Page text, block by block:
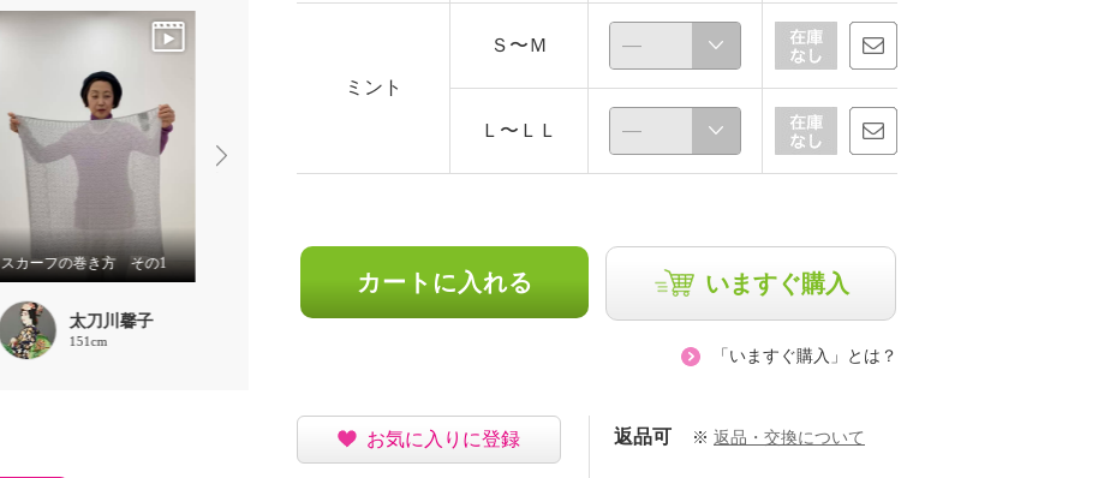
スカーフの巻き方 その1
太刀川馨子
151cm
スカーフの巻き方 その2
太刀川馨子
タートルネックの着方3選！
太刀川馨子 太刀川馨子
ミント
Ｓ〜Ｍ
Ｌ〜ＬＬ
カートに入れる いますぐ購入
「いますぐ購入」とは？
お気に入りに登録 返品可 ※ 返品・交換について